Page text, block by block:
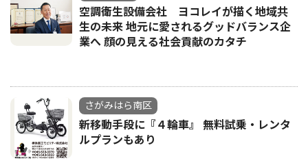
空調衛生設備会社 ヨコレイが描く地域共
生の未来 地元に愛されるグッドバランス企
業へ 顔の見える社会貢献のカタチ
さがみはら南区
新移動手段に『４輪車』 無料試乗・レンタ
ルプランもあり